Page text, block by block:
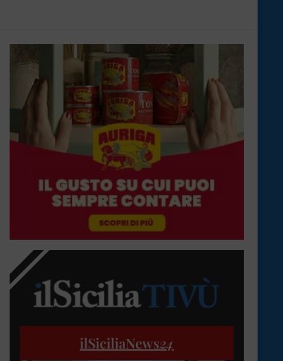
ilSiciliaNews24